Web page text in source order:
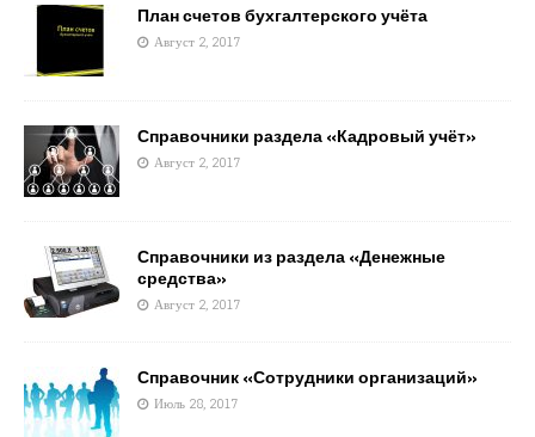
План счетов бухгалтерского учёта
Август 2, 2017
Справочники раздела «Кадровый учёт»
Август 2, 2017
Справочники из раздела «Денежные
средства»
Август 2, 2017
Справочник «Сотрудники организаций»
Июль 28, 2017